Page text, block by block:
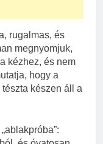
rugalmas, és
megnyomjuk,
kézhez, és nem
hogy a
készen áll a